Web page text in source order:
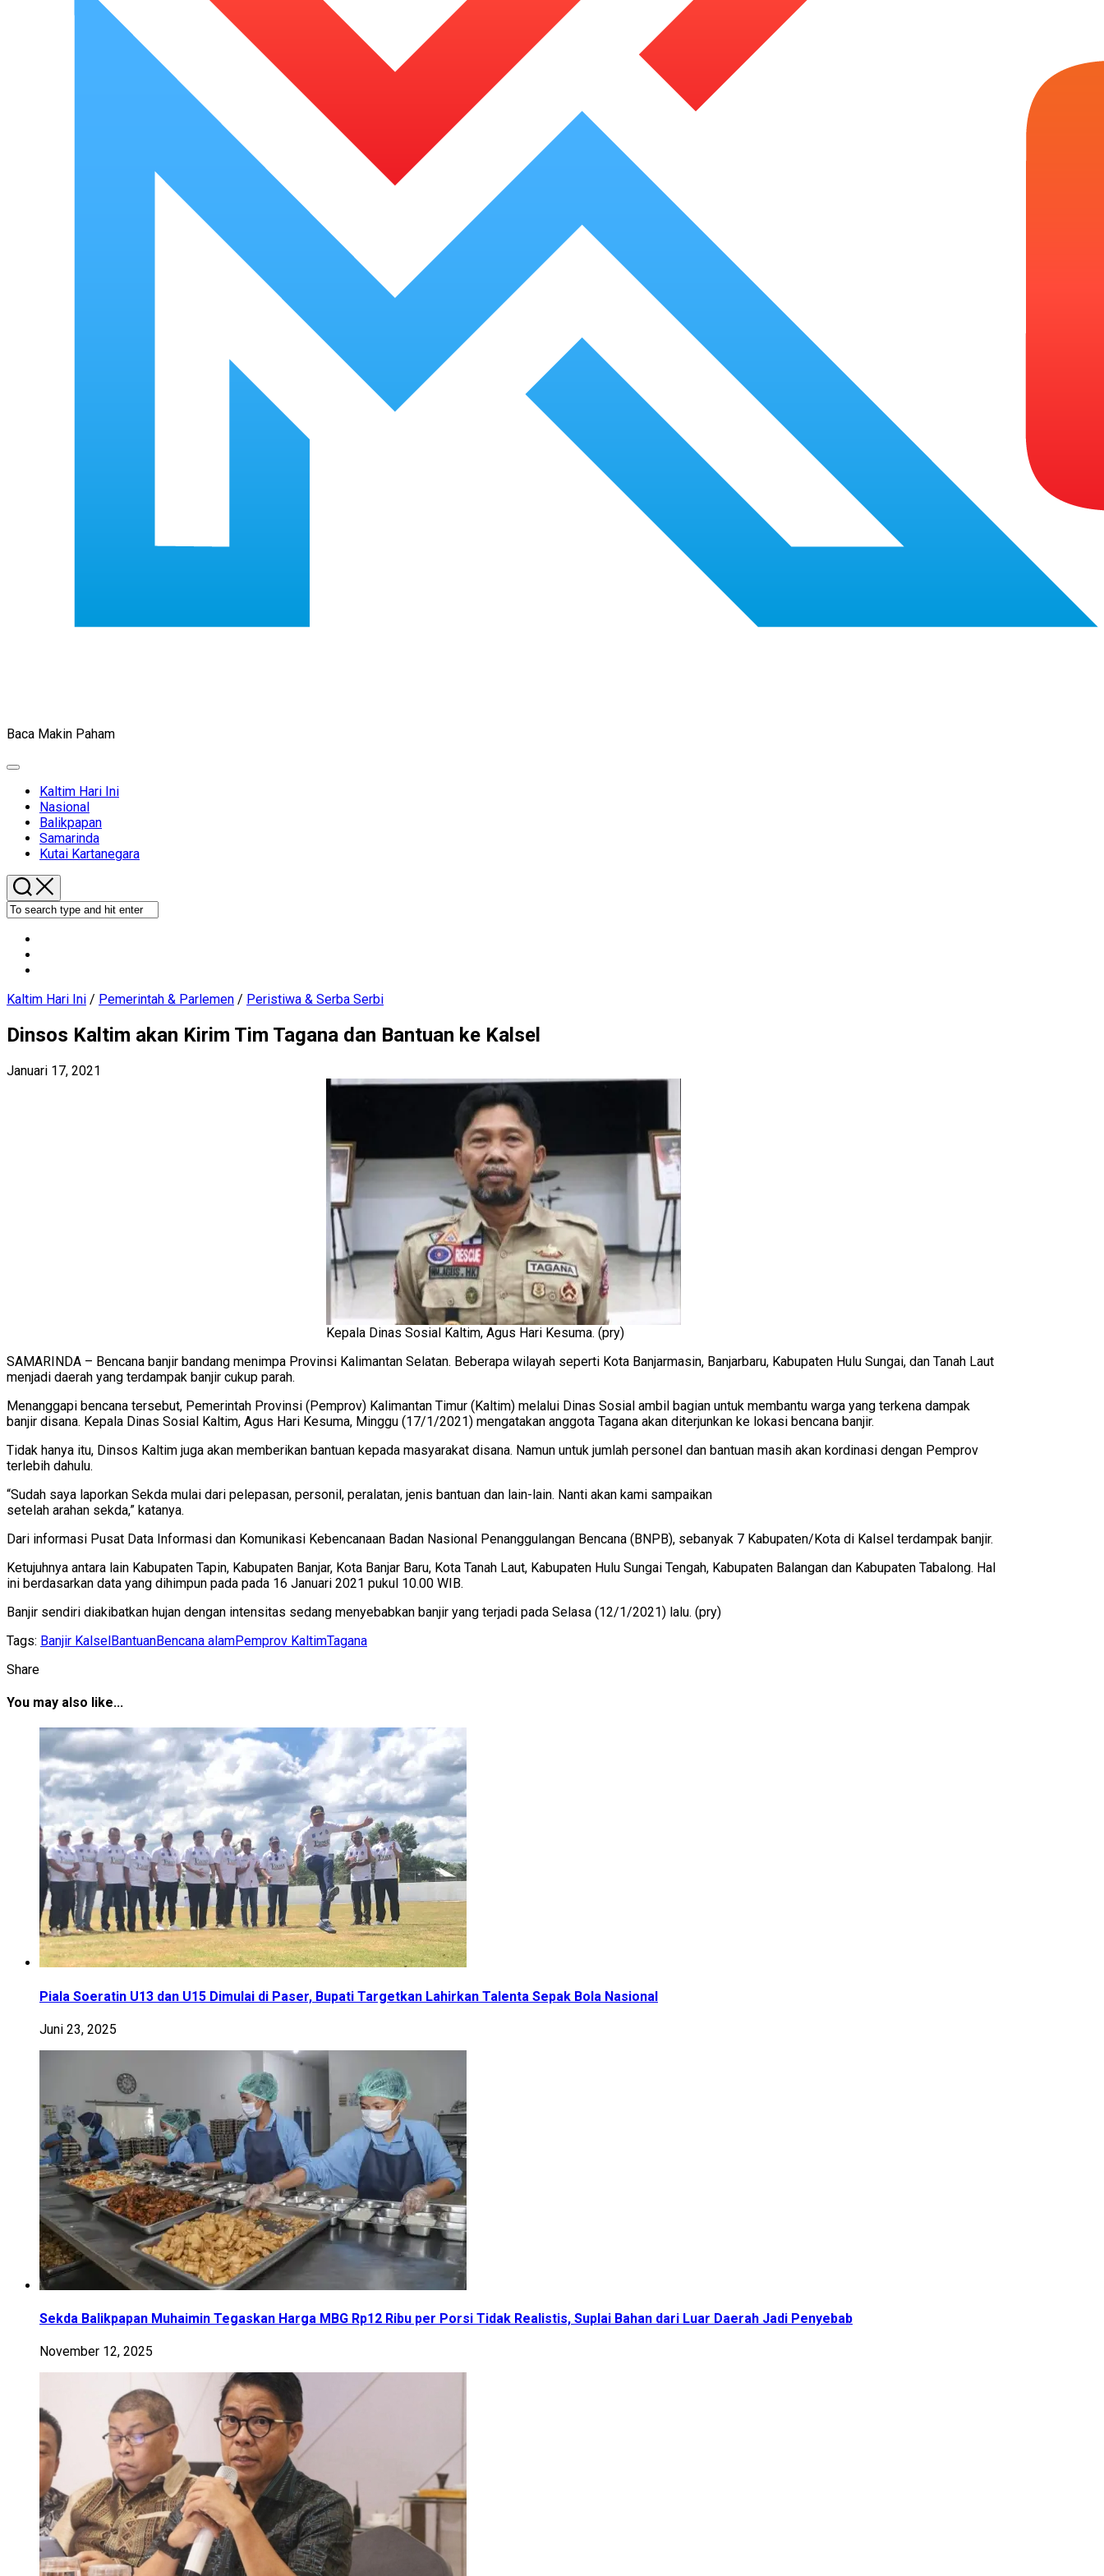
Baca Makin Paham
Expand
Current
Page
Parent
Kaltim Hari Ini
Nasional
Balikpapan
Samarinda
Kutai Kartanegara
Kaltim Hari Ini / Pemerintah & Parlemen / Peristiwa & Serba Serbi
Dinsos Kaltim akan Kirim Tim Tagana dan Bantuan ke Kalsel
Januari 17, 2021
Kepala Dinas Sosial Kaltim, Agus Hari Kesuma. (pry)
SAMARINDA – Bencana banjir bandang menimpa Provinsi Kalimantan Selatan. Beberapa wilayah seperti Kota Banjarmasin, Banjarbaru, Kabupaten Hulu Sungai, dan Tanah Laut
menjadi daerah yang terdampak banjir cukup parah.
Menanggapi bencana tersebut, Pemerintah Provinsi (Pemprov) Kalimantan Timur (Kaltim) melalui Dinas Sosial ambil bagian untuk membantu warga yang terkena dampak
banjir disana. Kepala Dinas Sosial Kaltim, Agus Hari Kesuma, Minggu (17/1/2021) mengatakan anggota Tagana akan diterjunkan ke lokasi bencana banjir.
Tidak hanya itu, Dinsos Kaltim juga akan memberikan bantuan kepada masyarakat disana. Namun untuk jumlah personel dan bantuan masih akan kordinasi dengan Pemprov
terlebih dahulu.
“Sudah saya laporkan Sekda mulai dari pelepasan, personil, peralatan, jenis bantuan dan lain-lain. Nanti akan kami sampaikan
setelah arahan sekda,” katanya.
Dari informasi Pusat Data Informasi dan Komunikasi Kebencanaan Badan Nasional Penanggulangan Bencana (BNPB), sebanyak 7 Kabupaten/Kota di Kalsel terdampak banjir.
Ketujuhnya antara lain Kabupaten Tapin, Kabupaten Banjar, Kota Banjar Baru, Kota Tanah Laut, Kabupaten Hulu Sungai Tengah, Kabupaten Balangan dan Kabupaten Tabalong. Hal
ini berdasarkan data yang dihimpun pada pada 16 Januari 2021 pukul 10.00 WIB.
Banjir sendiri diakibatkan hujan dengan intensitas sedang menyebabkan banjir yang terjadi pada Selasa (12/1/2021) lalu. (pry)
Tags: Banjir KalselBantuanBencana alamPemprov KaltimTagana
Share
You may also like...
Piala Soeratin U13 dan U15 Dimulai di Paser, Bupati Targetkan Lahirkan Talenta Sepak Bola Nasional
Juni 23, 2025
Sekda Balikpapan Muhaimin Tegaskan Harga MBG Rp12 Ribu per Porsi Tidak Realistis, Suplai Bahan dari Luar Daerah Jadi Penyebab
November 12, 2025